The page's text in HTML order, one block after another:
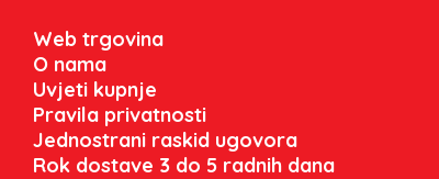
Web trgovina
O nama
Uvjeti kupnje
Pravila privatnosti
Jednostrani raskid ugovora
Rok dostave 3 do 5 radnih dana